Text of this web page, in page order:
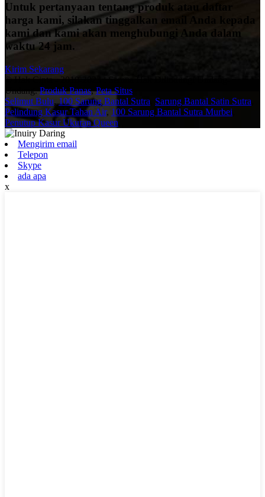
Untuk pertanyaan tentang produk atau daftar
harga kami, silakan tinggalkan email Anda kepada
kami dan kami akan menghubungi Anda dalam
waktu 24 jam.
Kirim Sekarang
© Hak Cipta - 2010-2023 : Semua Hak Dilindungi Undang-
Undang. Produk Panas,Peta Situs
Selimut Bulu, 100 Sarung Bantal Sutra Sarung Bantal Satin Sutra
Pelindung Kasur Tahan Air, 100 Sarung Bantal Sutra Murbei
Penutup Kasur Ukuran Queen
Mengirim email
Telepon
Skype
ada apa
x